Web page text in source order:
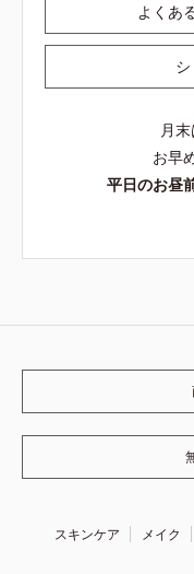
よくあ
月
お早
平日のお昼
スキンケア メイク